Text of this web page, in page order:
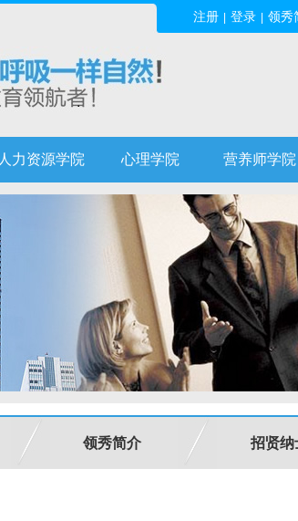
注册 登录 领秀
人力资源学院 心理学院 营养师学院
领秀简介 招贤纳